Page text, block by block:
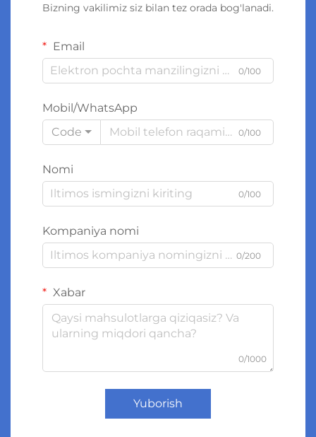
Bizning vakilimiz siz bilan tez orada bog'lanadi.
Email
0/100
Mobil/WhatsApp
Code
0/100
Nomi
0/100
Kompaniya nomi
0/200
Xabar
0/1000
Yuborish